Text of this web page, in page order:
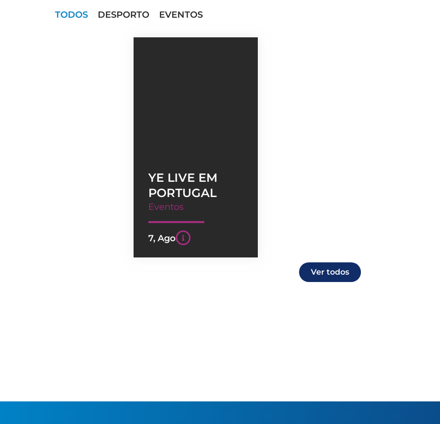
TODOS DESPORTO EVENTOS
YE LIVE EM
PORTUGAL
Eventos
7, Ago
Ver todos